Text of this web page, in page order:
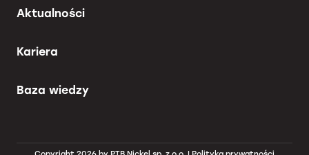
Aktualności
Kariera
Baza wiedzy